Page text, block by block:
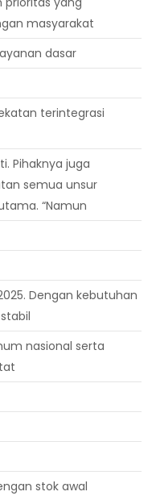
masyarakat
dasar
terintegrasi
Pihaknya juga
semua unsur
“Namun
Dengan kebutuhan
nasional serta
stok awal